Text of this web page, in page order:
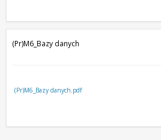
(Pr)M6_Bazy danych
(Pr)M6_Bazy danych.pdf